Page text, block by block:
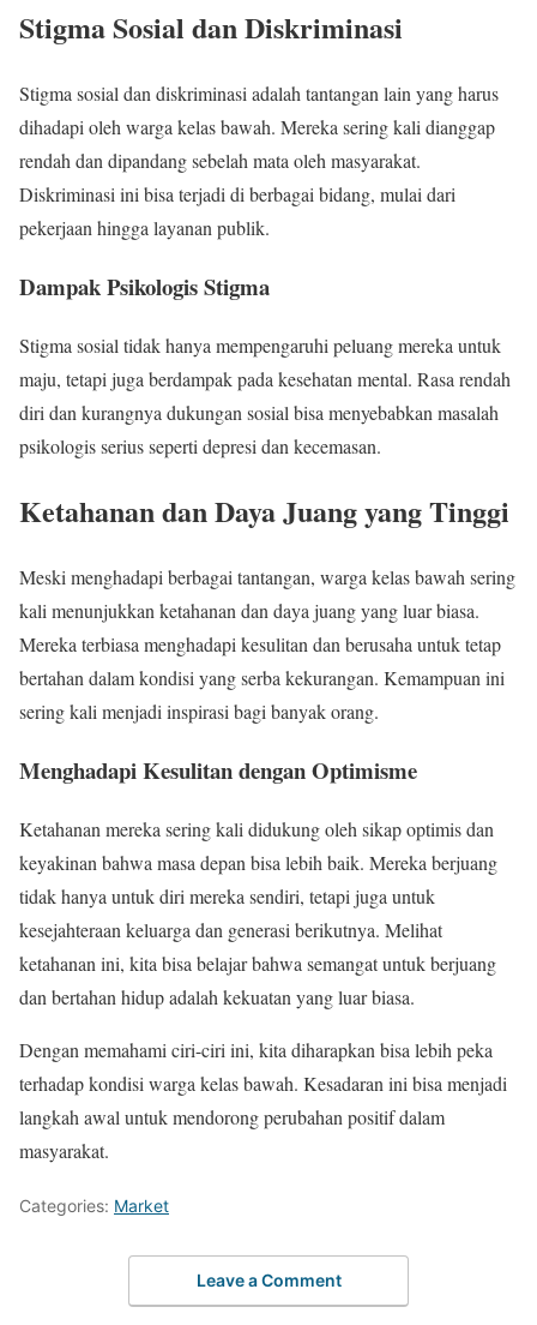
Stigma Sosial dan Diskriminasi
Stigma sosial dan diskriminasi adalah tantangan lain yang harus
dihadapi oleh warga kelas bawah. Mereka sering kali dianggap
rendah dan dipandang sebelah mata oleh masyarakat.
Diskriminasi ini bisa terjadi di berbagai bidang, mulai dari
pekerjaan hingga layanan publik.
Dampak Psikologis Stigma
Stigma sosial tidak hanya mempengaruhi peluang mereka untuk
maju, tetapi juga berdampak pada kesehatan mental. Rasa rendah
diri dan kurangnya dukungan sosial bisa menyebabkan masalah
psikologis serius seperti depresi dan kecemasan.
Ketahanan dan Daya Juang yang Tinggi
Meski menghadapi berbagai tantangan, warga kelas bawah sering
kali menunjukkan ketahanan dan daya juang yang luar biasa.
Mereka terbiasa menghadapi kesulitan dan berusaha untuk tetap
bertahan dalam kondisi yang serba kekurangan. Kemampuan ini
sering kali menjadi inspirasi bagi banyak orang.
Menghadapi Kesulitan dengan Optimisme
Ketahanan mereka sering kali didukung oleh sikap optimis dan
keyakinan bahwa masa depan bisa lebih baik. Mereka berjuang
tidak hanya untuk diri mereka sendiri, tetapi juga untuk
kesejahteraan keluarga dan generasi berikutnya. Melihat
ketahanan ini, kita bisa belajar bahwa semangat untuk berjuang
dan bertahan hidup adalah kekuatan yang luar biasa.
Dengan memahami ciri-ciri ini, kita diharapkan bisa lebih peka
terhadap kondisi warga kelas bawah. Kesadaran ini bisa menjadi
langkah awal untuk mendorong perubahan positif dalam
masyarakat.
Categories: Market
Leave a Comment